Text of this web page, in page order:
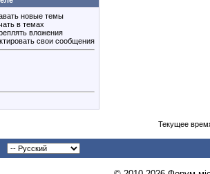
новые темы
в темах
вложения
свои сообщения
Текущее